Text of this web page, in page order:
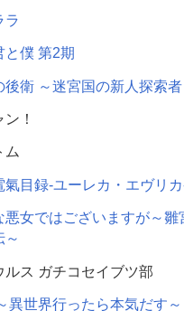
ラ
と僕 第2期
後衛 ～迷宮国の新人探索者
！
ム
氣目録-ユーレカ・エヴリ
悪女ではございますが～雛
～
ルス ガチコセイブツ部
異世界行ったら本気だす～